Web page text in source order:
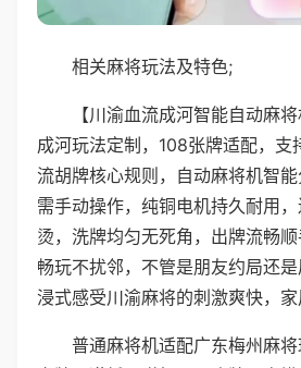
相关麻将玩法及特色;
【川渝血流成河智能自动麻
成河玩法定制，108张牌适配，支
流胡牌核心规则，自动麻将机智
需手动操作，纯铜电机持久耐用
烫，洗牌均匀无死角，出牌流畅
畅玩不扰邻，不管是朋友约局还
浸式感受川渝麻将的刺激爽快，家
普通麻将机适配广东梅州麻